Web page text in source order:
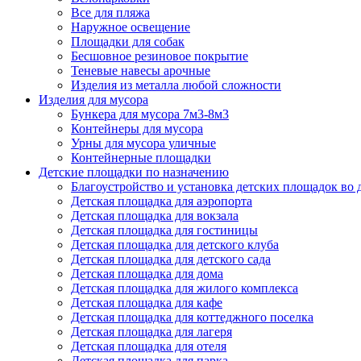
Все для пляжа
Наружное освещение
Площадки для собак
Бесшовное резиновое покрытие
Теневые навесы арочные
Изделия из металла любой сложности
Изделия для мусора
Бункера для мусора 7м3-8м3
Контейнеры для мусора
Урны для мусора уличные
Контейнерные площадки
Детские площадки по назначению
Благоустройство и установка детских площадок
Детская площадка для аэропорта
Детская площадка для вокзала
Детская площадка для гостиницы
Детская площадка для детского клуба
Детская площадка для детского сада
Детская площадка для дома
Детская площадка для жилого комплекса
Детская площадка для кафе
Детская площадка для коттеджного поселка
Детская площадка для лагеря
Детская площадка для отеля